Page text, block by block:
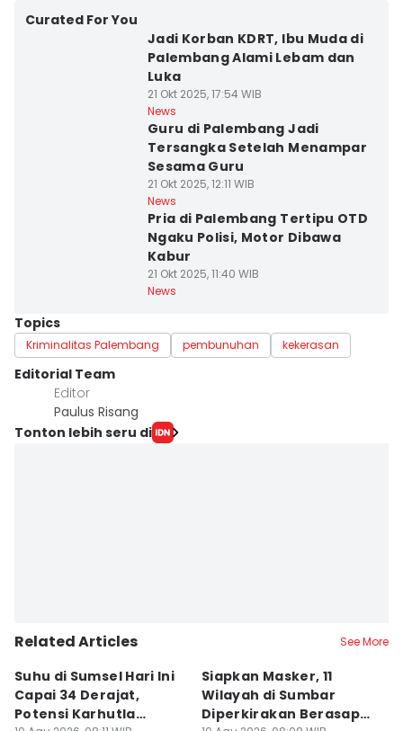
Curated For You
Jadi Korban KDRT, Ibu Muda di
Palembang Alami Lebam dan
Luka
21 Okt 2025, 17:54 WIB
News
Guru di Palembang Jadi
Tersangka Setelah Menampar
Sesama Guru
21 Okt 2025, 12:11 WIB
News
Pria di Palembang Tertipu OTD
Ngaku Polisi, Motor Dibawa
Kabur
21 Okt 2025, 11:40 WIB
News
Topics
Kriminalitas Palembang pembunuhan kekerasan
Editorial Team
Editor
Paulus Risang
Tonton lebih seru di
Related Articles See More
Suhu di Sumsel Hari Ini
Capai 34 Derajat,
Potensi Karhutla
Siapkan Masker, 11
Wilayah di Sumbar
Diperkirakan Berasap